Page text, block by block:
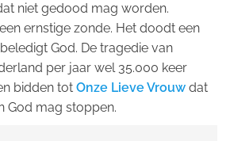
niet gedood mag worden.
ernstige zonde. Het doodt een
God. De tragedie van
per jaar wel 35.000 keer
bidden tot Onze Lieve Vrouw dat
God mag stoppen.